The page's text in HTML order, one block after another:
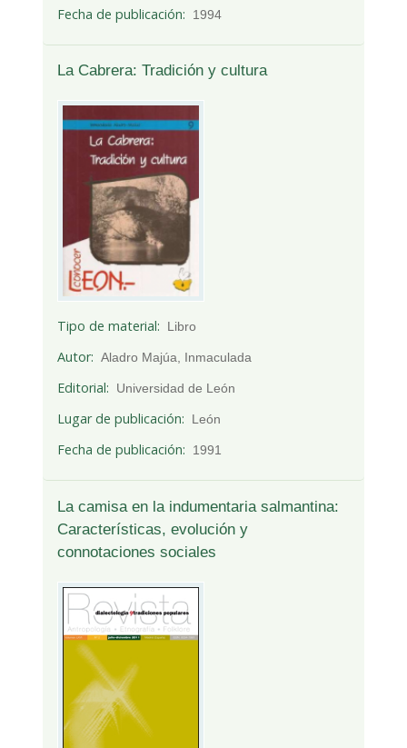
Fecha de publicación 1994
La Cabrera: Tradición y cultura
Tipo de material Libro
Autor Aladro Majúa, Inmaculada
Editorial Universidad de León
Lugar de publicación León
Fecha de publicación 1991
La camisa en la indumentaria salmantina:
Características, evolución y
connotaciones sociales